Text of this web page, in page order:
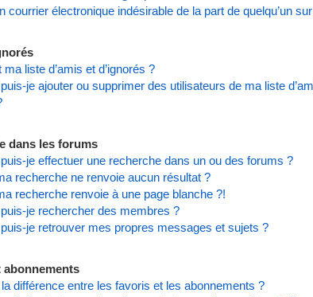
courrier électronique indésirable de la part de quelqu’un
liste d’amis et d’ignorés ?
je ajouter ou supprimer des utilisateurs de ma liste
dans les forums
je effectuer une recherche dans un ou des forums ?
recherche ne renvoie aucun résultat ?
recherche renvoie à une page blanche ?!
je rechercher des membres ?
je retrouver mes propres messages et sujets ?
abonnements
différence entre les favoris et les abonnements ?